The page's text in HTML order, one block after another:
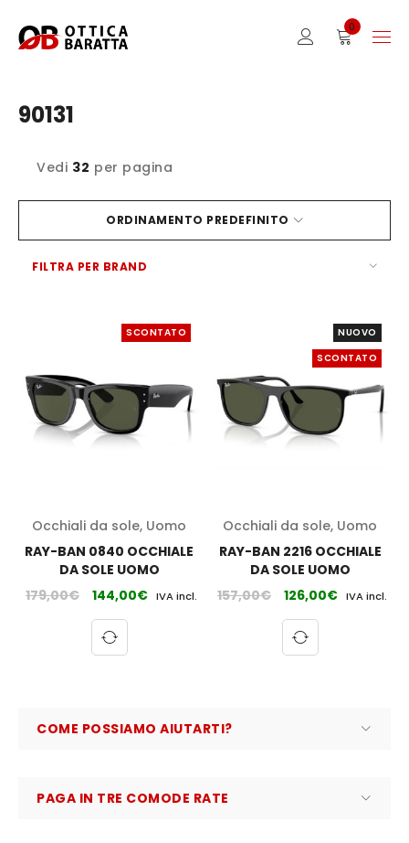
0
90131
ORDINAMENTO PREDEFINITO
Vedi 32 per pagina
FILTRA PER BRAND
SCONTATO
Occhiali da sole, Uomo
RAY-BAN 0840 OCCHIALE
DA SOLE UOMO
179,00€ 144,00€ IVA incl.
NUOVO
SCONTATO
Occhiali da sole, Uomo
RAY-BAN 2216 OCCHIALE
DA SOLE UOMO
157,00€ 126,00€ IVA incl.
COME POSSIAMO AIUTARTI?
PAGA IN TRE COMODE RATE